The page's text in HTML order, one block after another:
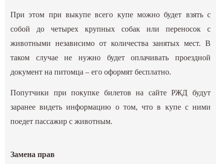
При этом при выкупе всего купе можно будет взять с
собой до четырех крупных собак или переносок с
животными независимо от количества занятых мест. В
таком случае не нужно будет оплачивать проездной
документ на питомца – его оформят бесплатно.
Попутчики при покупке билетов на сайте РЖД будут
заранее видеть информацию о том, что в купе с ними
поедет пассажир с животным.
Замена прав